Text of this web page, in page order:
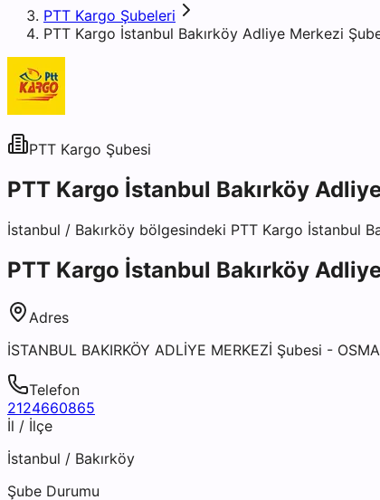
PTT Kargo Şubeleri
PTT Kargo İstanbul Bakırköy Adliye Merkezi
PTT Kargo Şubesi
PTT Kargo İstanbul Bakırköy
İstanbul / Bakırköy bölgesindeki PTT Kargo İstanbul
PTT Kargo İstanbul Bakırköy
Adres
İSTANBUL BAKIRKÖY ADLİYE MERKEZİ Şubesi -
Telefon
2124660865
İl / İlçe
İstanbul / Bakırköy
Şube Durumu